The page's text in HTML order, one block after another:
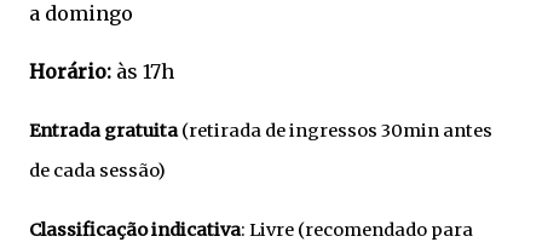
a domingo
Horário: às 17h
Entrada gratuita(retirada de ingressos 30min antes
de cada sessão)
Classificação indicativa: Livre (recomendado para